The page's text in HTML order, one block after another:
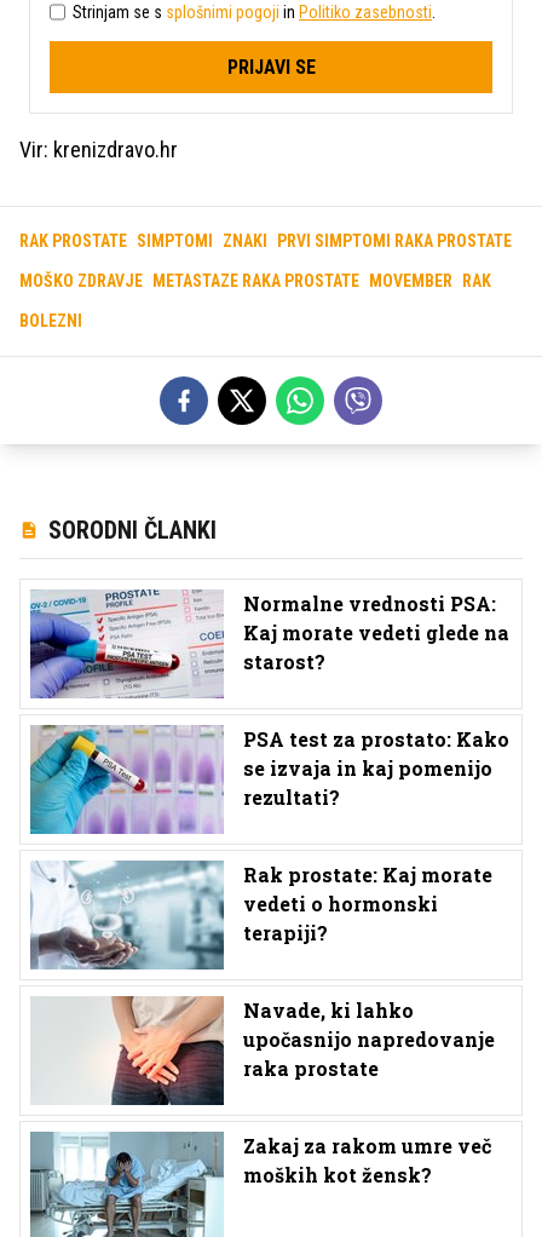
Strinjam se s splošnimi pogoji in Politiko zasebnosti
PRIJAVI SE
Vir: krenizdravo.hr
RAK PROSTATE SIMPTOMI ZNAKI PRVI SIMPTOMI RAKA PROSTATE
MOŠKO ZDRAVJE METASTAZE RAKA PROSTATE MOVEMBER RAK
BOLEZNI
SORODNI ČLANKI
Normalne vrednosti PSA:
Kaj morate vedeti glede na
starost?
PSA test za prostato: Kako
se izvaja in kaj pomenijo
rezultati?
Rak prostate: Kaj morate
vedeti o hormonski
terapiji?
Navade, ki lahko
upočasnijo napredovanje
raka prostate
Zakaj za rakom umre več
moških kot žensk?